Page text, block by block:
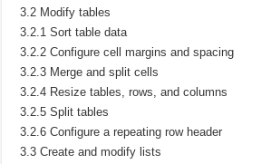
3.2 Modify tables
3.2.1 Sort table data
3.2.2 Configure cell margins and spacing
3.2.3 Merge and split cells
3.2.4 Resize tables, rows, and columns
3.2.5 Split tables
3.2.6 Configure a repeating row header
3.3 Create and modify lists